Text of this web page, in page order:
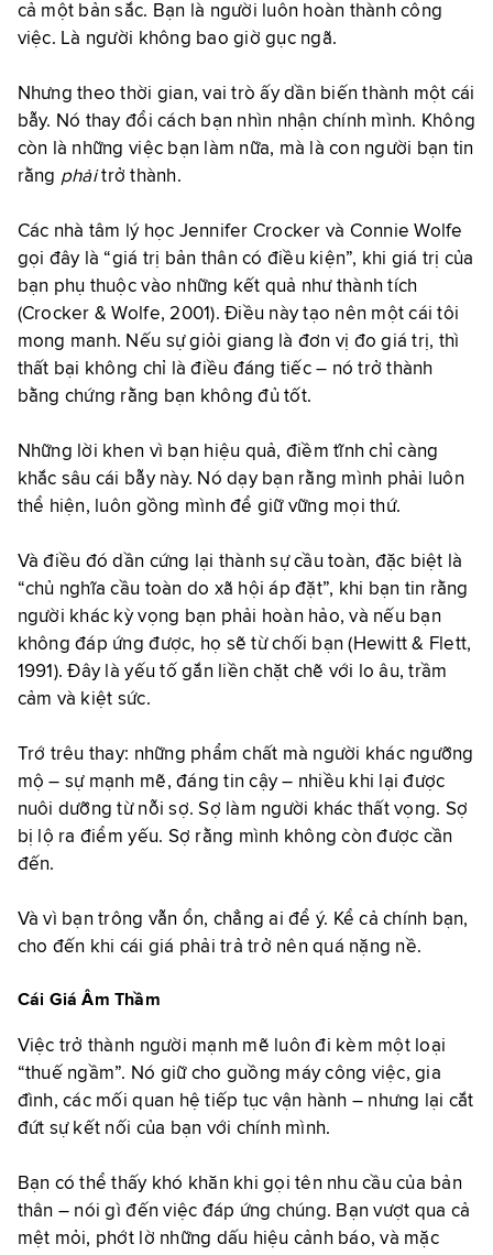
cả một bản sắc. Bạn là người luôn hoàn thành công
việc. Là người không bao giờ gục ngã.
Nhưng theo thời gian, vai trò ấy dần biến thành một cái
bẫy. Nó thay đổi cách bạn nhìn nhận chính mình. Không
còn là những việc bạn làm nữa, mà là con người bạn tin
rằng phảitrở thành.
Các nhà tâm lý học Jennifer Crocker và Connie Wolfe
gọi đây là “giá trị bản thân có điều kiện”, khi giá trị của
bạn phụ thuộc vào những kết quả như thành tích
(Crocker & Wolfe, 2001). Điều này tạo nên một cái tôi
mong manh. Nếu sự giỏi giang là đơn vị đo giá trị, thì
thất bại không chỉ là điều đáng tiếc – nó trở thành
bằng chứng rằng bạn không đủ tốt.
Những lời khen vì bạn hiệu quả, điềm tĩnh chỉ càng
khắc sâu cái bẫy này. Nó dạy bạn rằng mình phải luôn
thể hiện, luôn gồng mình để giữ vững mọi thứ.
Và điều đó dần cứng lại thành sự cầu toàn, đặc biệt là
“chủ nghĩa cầu toàn do xã hội áp đặt”, khi bạn tin rằng
người khác kỳ vọng bạn phải hoàn hảo, và nếu bạn
không đáp ứng được, họ sẽ từ chối bạn (Hewitt & Flett,
1991). Đây là yếu tố gắn liền chặt chẽ với lo âu, trầm
cảm và kiệt sức.
Trớ trêu thay: những phẩm chất mà người khác ngưỡng
mộ – sự mạnh mẽ, đáng tin cậy – nhiều khi lại được
nuôi dưỡng từ nỗi sợ. Sợ làm người khác thất vọng. Sợ
bị lộ ra điểm yếu. Sợ rằng mình không còn được cần
đến.
Và vì bạn trông vẫn ổn, chẳng ai để ý. Kể cả chính bạn,
cho đến khi cái giá phải trả trở nên quá nặng nề.
Cái Giá Âm Thầm
Việc trở thành người mạnh mẽ luôn đi kèm một loại
“thuế ngầm”. Nó giữ cho guồng máy công việc, gia
đình, các mối quan hệ tiếp tục vận hành – nhưng lại cắt
đứt sự kết nối của bạn với chính mình.
Bạn có thể thấy khó khăn khi gọi tên nhu cầu của bản
thân – nói gì đến việc đáp ứng chúng. Bạn vượt qua cả
mệt mỏi, phớt lờ những dấu hiệu cảnh báo, và mặc